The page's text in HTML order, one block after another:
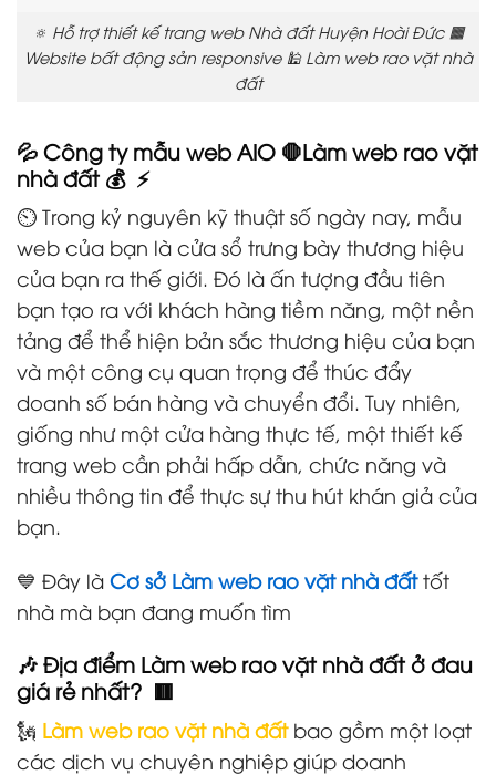
🔅 Hỗ trợ thiết kế trang web Nhà đất Huyện Hoài Đức 🟧
Website bất động sản responsive 🕌 Làm web rao vặt nhà
đất
💦 Công ty mẫu web AIO 🛑Làm web rao vặt
nhà đất 💰 ⚡
⏲️ Trong kỷ nguyên kỹ thuật số ngày nay, mẫu
web của bạn là cửa sổ trưng bày thương hiệu
của bạn ra thế giới. Đó là ấn tượng đầu tiên
bạn tạo ra với khách hàng tiềm năng, một nền
tảng để thể hiện bản sắc thương hiệu của bạn
và một công cụ quan trọng để thúc đẩy
doanh số bán hàng và chuyển đổi. Tuy nhiên,
giống như một cửa hàng thực tế, một thiết kế
trang web cần phải hấp dẫn, chức năng và
nhiều thông tin để thực sự thu hút khán giả của
bạn.
💙 Đây là Cơ sở Làm web rao vặt nhà đấttốt
nhà mà bạn đang muốn tìm
🎶 Địa điểm Làm web rao vặt nhà đất ở đau
giá rẻ nhất? 🟥
🗽 Làm web rao vặt nhà đấtbao gồm một loạt
các dịch vụ chuyên nghiệp giúp doanh